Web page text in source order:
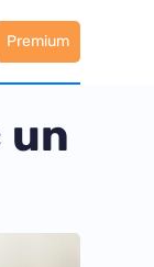
Premium
un